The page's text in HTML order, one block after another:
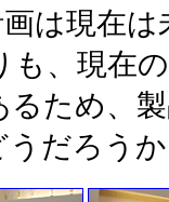
は現在
も、現在
ため、
うだろう